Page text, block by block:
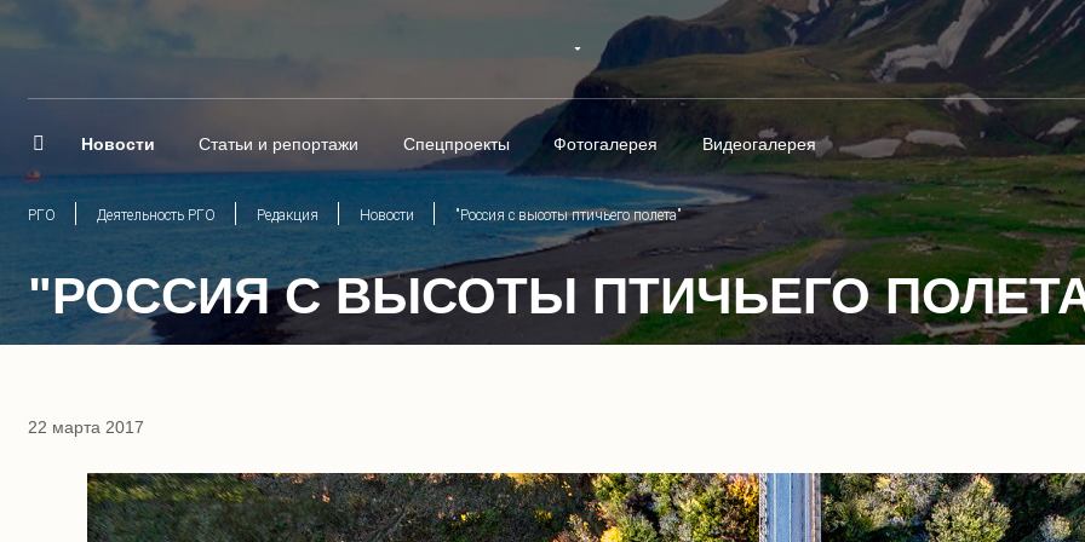
Новости Статьи и репортажи Спецпроекты Фотогалерея Видеогалерея
РГО Деятельность РГО Редакция Новости "Россия с высоты птичьего полета"
"РОССИЯ С ВЫСОТЫ ПТИЧЬЕГО
22 марта 2017